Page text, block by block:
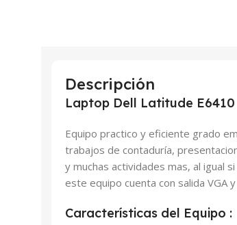
Descripción
Laptop Dell Latitude E6410
Equipo practico y eficiente grado
trabajos de contaduría,
y muchas actividades mas, al igual
este equipo cuenta con salida VGA
Características del Equipo :